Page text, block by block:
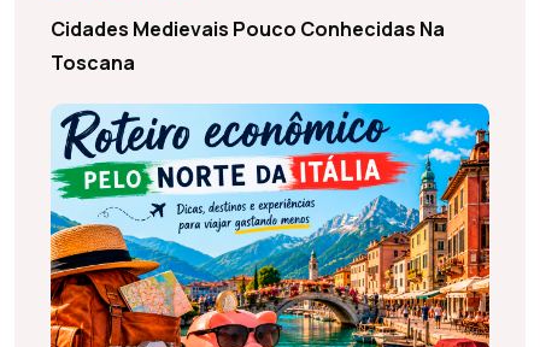
Cidades Medievais Pouco Conhecidas Na
Toscana